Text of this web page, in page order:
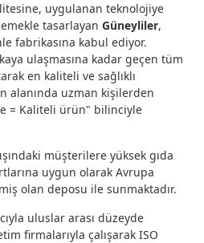
uygulanan teknolojiye
tasarlayan Güneyliler,
fabrikasına kabul ediyor.
ulaşmasına kadar geçen tüm
en kaliteli ve sağlıklı
alanında uzman kişilerden
= Kaliteli ürün" bilinciyle
müşterilere yüksek gıda
uygun olarak Avrupa
olan deposu ile sunmaktadır.
uluslar arası düzeyde
firmalarıyla çalışarak ISO